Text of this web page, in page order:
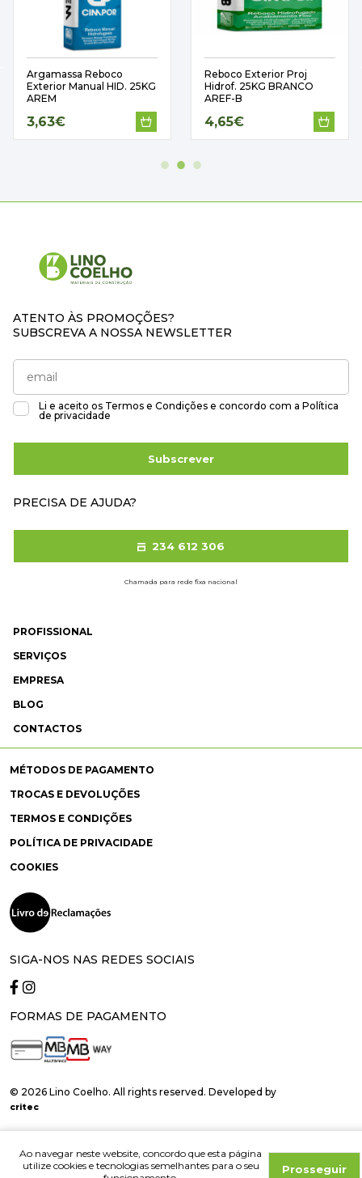
Argamassa Reboco
Exterior Manual HID. 25KG
AREM
3,63€
Reboco Exterior Proj
Hidrof. 25KG BRANCO
AREF-B
4,65€
Ao navegar neste website, concordo que esta página
utilize cookies e tecnologias semelhantes para o seu
Prosseguir
PROFISSIONAL
SERVIÇOS
EMPRESA
BLOG
CONTACTOS
MÉTODOS DE PAGAMENTO
TROCAS E DEVOLUÇÕES
TERMOS E CONDIÇÕES
POLÍTICA DE PRIVACIDADE
COOKIES
SIGA-NOS NAS REDES SOCIAIS
FORMAS DE PAGAMENTO
ATENTO ÀS PROMOÇÕES?
SUBSCREVA A NOSSA NEWSLETTER
Li e aceito os Termos e Condições e concordo com a Política
de privacidade
Subscrever
PRECISA DE AJUDA?
234 612 306
Chamada para rede fixa nacional
© 2026 Lino Coelho. All rights reserved. Developed by
critec